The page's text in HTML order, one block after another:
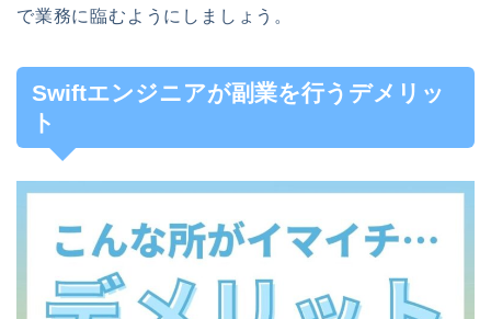
で業務に臨むようにしましょう。
Swiftエンジニアが副業を行うデメリッ
ト